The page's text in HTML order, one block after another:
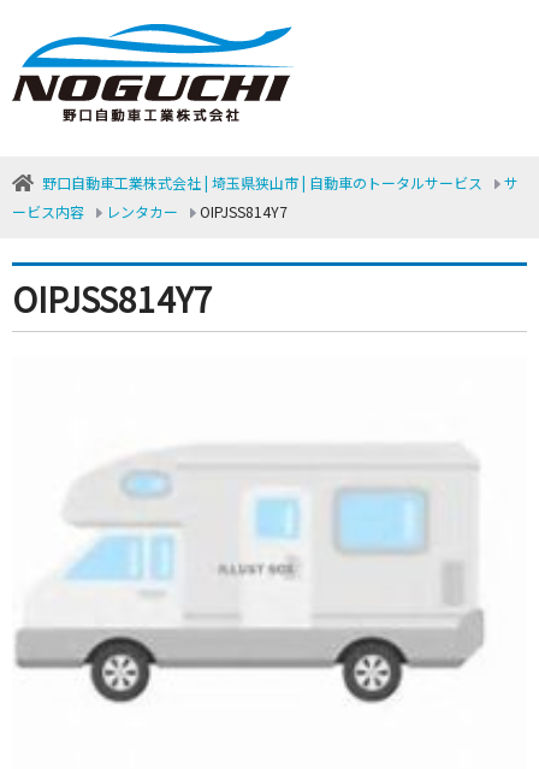
野口自動車工業株式会社 | 埼玉県狭山市 | 自動車のトータルサービス
サ
ービス内容
レンタカー OIPJSS814Y7
OIPJSS814Y7